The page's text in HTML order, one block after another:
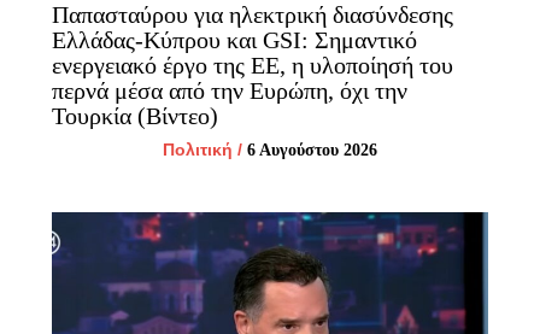
Παπασταύρου για ηλεκτρική διασύνδεσης
Ελλάδας-Κύπρου και GSI: Σημαντικό
ενεργειακό έργο της ΕΕ, η υλοποίησή του
περνά μέσα από την Ευρώπη, όχι την
Τουρκία (Βίντεο)
Πολιτική / 6 Αυγούστου 2026